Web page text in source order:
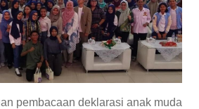
pembacaan deklarasi anak muda